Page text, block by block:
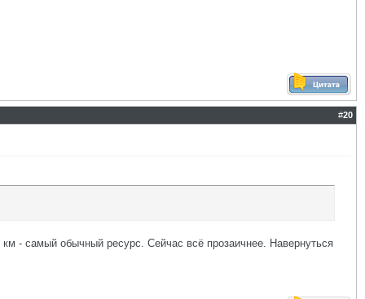
#20
- самый обычный ресурс. Сейчас всё прозаичнее. Навернуться